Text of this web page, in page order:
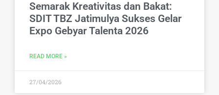
Semarak Kreativitas dan Bakat:
SDIT TBZ Jatimulya Sukses Gelar
Expo Gebyar Talenta 2026
READ MORE »
27/04/2026